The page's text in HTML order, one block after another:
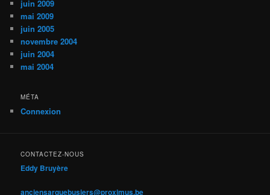
juin 2009
mai 2009
juin 2005
novembre 2004
juin 2004
mai 2004
MÉTA
Connexion
CONTACTEZ-NOUS
Eddy Bruyère
anciensarquebusiers@proximus.be